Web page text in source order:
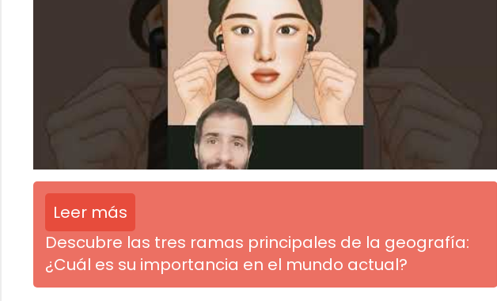
Leer más
Descubre las tres ramas principales de la geografía:
¿Cuál es su importancia en el mundo actual?